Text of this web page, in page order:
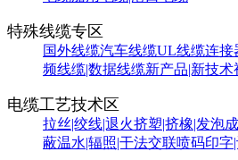
特殊线缆专区
国外线缆汽车线缆UL线缆连接
频线缆|数据线缆新产品|新技术
电缆工艺技术区
拉丝|绞线|退火挤塑|挤橡|发泡
蔽温水|辐照|干法交联喷码印字